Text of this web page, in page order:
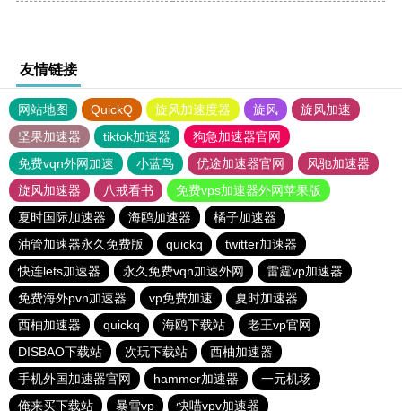
友情链接
网站地图 QuickQ 旋风加速度器 旋风
旋风加速
坚果加速器
tiktok加速器
狗急加速器官网
免费vqn外网加速
小蓝鸟 优途加速器官网
风驰加速器
旋风加速器
八戒看书
免费vps加速器外网苹果版
夏时国际加速器
海鸥加速器
橘子加速器
油管加速器永久免费版
quickq
twitter加速器
快连lets加速器
永久免费vqn加速外网
雷霆vp加速器
免费海外pvn加速器
vp免费加速
夏时加速器
西柚加速器
quickq 海鸥下载站
老王vp官网
DISBAO下载站
次玩下载站
西柚加速器
手机外国加速器官网
hammer加速器
一元机场
俺来买下载站
暴雪vp 快喵vpv加速器